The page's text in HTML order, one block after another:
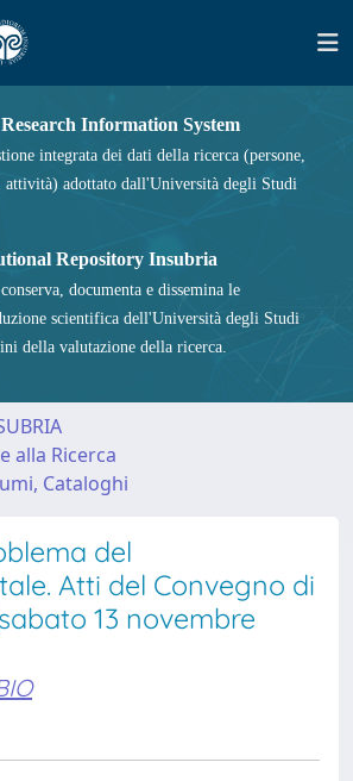
Information System
integrata dei dati della ricerca (persone,
adottato dall'Università degli Studi
Repository Insubria
documenta e dissemina le
scientifica dell'Università degli Studi
della valutazione della ricerca.
alla Ricerca
Cataloghi
del
Atti del Convegno di
13 novembre